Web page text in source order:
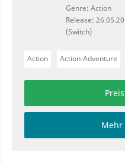
Genre: Action
Release:
(Switch)
Action Action-Adventure
Mehr